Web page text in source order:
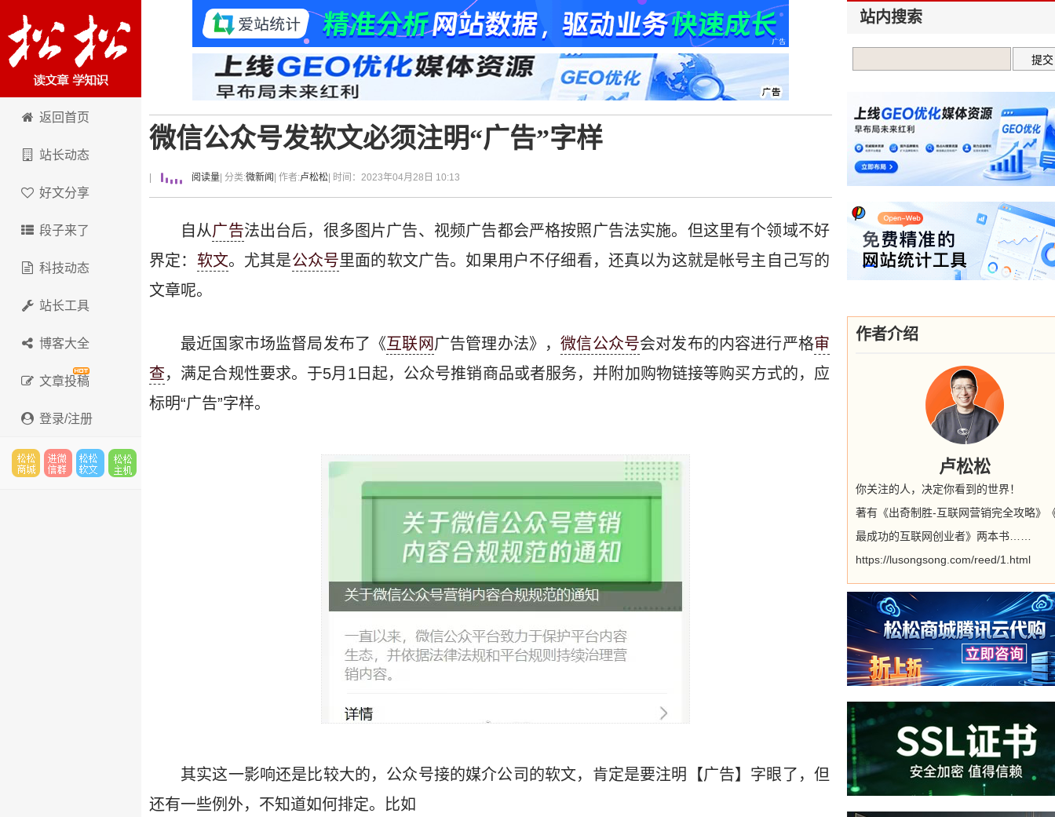
卢松松博客
返回首页
站长动态
好文分享
段子来了
科技动态
站长工具
博客大全
文章投稿
登录/注册
微信公众号发软文必须注明“广告”字样
阅读量 | 分类:微新闻 | 作者:卢松松 | 时间：2023年04月28日 10:13
自从广告法出台后，很多图片广告、视频广告都会严格按照广告法实施。但这里有个领域不好
界定： 软文。尤其是公众号里面的软文广告。如果用户不仔细看，还真以为这就是帐号主自己写的
文章呢。
最近国家市场监督局发布了《 互联网 广告管理办法》，微信公众号会对发布的内容进行严格审
查，满足合规性要求。于5月1日起，公众号推销商品或者服务，并附加购物链接等购买方式的，应
标明“广告”字样。
其实这一影响还是比较大的，公众号接的媒介公司的软文，肯定是要注明【广告】字眼了，但
还有一些例外，不知道如何排定。比如
站内搜索
作者介绍
卢松松
你关注的人，决定你看到的世界！
著有《出奇制胜-互联网营销完全攻略》
最成功的互联网创业者》两本书……
https://lusongsong.com/reed/1.html